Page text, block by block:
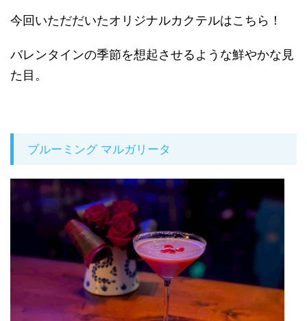
今回いただだいたオリジナルカクテルはこちら！
バレンタインの季節を想起させるような鮮やかな見
た目。
ブルーミング マルガリータ